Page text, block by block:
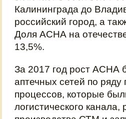
Калининграда до
российский город, а
Доля АСНА на
13,5%.
За 2017 год рост АСНА
аптечных сетей по
процессов, которые
логистического